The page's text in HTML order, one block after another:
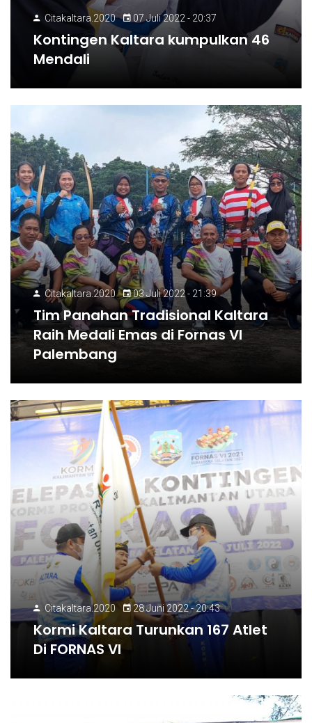
Citakaltara.2020 07 Juli 2022 - 20:37
Kontingen Kaltara kumpulkan 46
Mendali
Citakaltara.2020 03 Juli 2022 - 21:39
Tim Panahan Tradisional Kaltara
Raih Medali Emas di Fornas VI
Palembang
Citakaltara.2020 28 Juni 2022 - 20:43
Kormi Kaltara Turunkan 167 Atlet
Di FORNAS VI